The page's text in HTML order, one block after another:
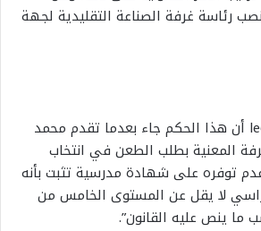
رئاسة غرفة الصناعة التقليدية لجهة
وأفاد مصدر مطلع le61 أن هذا الحكم جاء بعدما تقدم محمد
المعنية بطلب الطعن في انتخاب
توفره على شهادة مدرسية تثبت بأنه
لا يقل عن المستوى الخامس من
ما ينص عليه القانون”.